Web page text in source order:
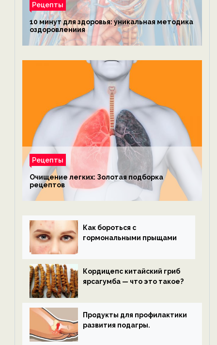
Рецепты
10 минут для здоровья: уникальная методика
оздоровлениия
Рецепты
Очищение легких: Золотая подборка
рецептов
Как бороться с
гормональными прыщами
Кордицепс китайский гриб
ярсагумба — что это такое?
Продукты для профилактики
развития подагры.